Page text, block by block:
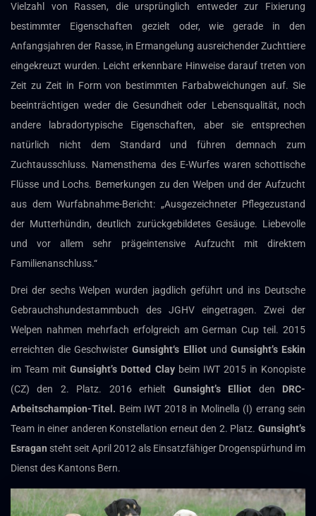
Vielzahl von Rassen, die ursprünglich entweder zur Fixierung
bestimmter Eigenschaften gezielt oder, wie gerade in den
Anfangsjahren der Rasse, in Ermangelung ausreichender Zuchttiere
eingekreuzt wurden. Leicht erkennbare Hinweise darauf treten von
Zeit zu Zeit in Form von bestimmten Farbabweichungen auf. Sie
beeinträchtigen weder die Gesundheit oder Lebensqualität, noch
andere labradortypische Eigenschaften, aber sie entsprechen
natürlich nicht dem Standard und führen demnach zum
Zuchtausschluss. Namensthema des E-Wurfes waren schottische
Flüsse und Lochs. Bemerkungen zu den Welpen und der Aufzucht
aus dem Wurfabnahme-Bericht: „Ausgezeichneter Pflegezustand
der Mutterhündin, deutlich zurückgebildetes Gesäuge. Liebevolle
und vor allem sehr prägeintensive Aufzucht mit direktem
Familienanschluss.“
Drei der sechs Welpen wurden jagdlich geführt und ins Deutsche
Gebrauchshundestammbuch des JGHV eingetragen. Zwei der
Welpen nahmen mehrfach erfolgreich am German Cup teil. 2015
erreichten die GeschwisterGunsight‘s Elliotund Gunsight’s Eskin
im Team mitGunsight’s Dotted Claybeim IWT 2015 in Konopiste
(CZ) den 2. Platz. 2016 erhielt Gunsight’s Elliot den DRC-
Arbeitschampion-Titel. Beim IWT 2018 in Molinella (I) errang sein
Team in einer anderen Konstellation erneut den 2. Platz. Gunsight’s
Esragan steht seit April 2012 als Einsatzfähiger Drogenspürhund im
Dienst des Kantons Bern.